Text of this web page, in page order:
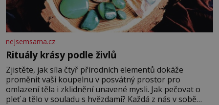
nejsemsama.cz
Rituály krásy podle živlů
Zjistěte, jak síla čtyř přírodních elementů dokáže
proměnit vaši koupelnu v posvátný prostor pro
omlazení těla i zklidnění unavené mysli. Jak pečovat o
pleť a tělo v souladu s hvězdami? Každá z nás v sobě